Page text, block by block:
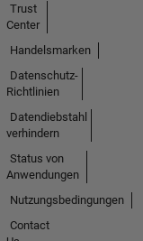
Trust
Center
Handelsmarken
Datenschutz-
Richtlinien
Datendiebstahl
verhindern
Status von
Anwendungen
Nutzungsbedingungen
Contact